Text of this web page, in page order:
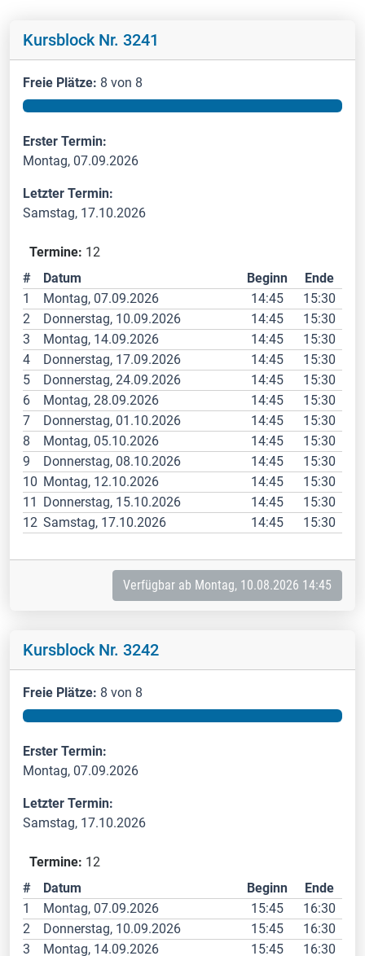
Kursblock Nr. 3241
Freie Plätze: 8 von 8
Erster Termin:
Montag, 07.09.2026
Letzter Termin:
Samstag, 17.10.2026
Termine: 12
#
Datum Beginn
Ende
1
Montag, 07.09.2026 14:45
15:30
2
Donnerstag, 10.09.2026 14:45
15:30
3
Montag, 14.09.2026 14:45
15:30
4
Donnerstag, 17.09.2026 14:45
15:30
5
Donnerstag, 24.09.2026 14:45
15:30
6
Montag, 28.09.2026 14:45
15:30
7
Donnerstag, 01.10.2026 14:45
15:30
8
Montag, 05.10.2026 14:45
15:30
9
Donnerstag, 08.10.2026 14:45
15:30
10 Montag, 12.10.2026 14:45
15:30
11
Donnerstag, 15.10.2026 14:45
15:30
12 Samstag, 17.10.2026 14:45 15:30
Verfügbar ab Montag, 10.08.2026 14:45
Kursblock Nr. 3242
Freie Plätze: 8 von 8
Erster Termin:
Montag, 07.09.2026
Letzter Termin:
Samstag, 17.10.2026
Termine: 12
#
Datum Beginn
Ende
1
Montag, 07.09.2026 15:45
16:30
2
Donnerstag, 10.09.2026 15:45
16:30
3
Montag, 14.09.2026 15:45 16:30